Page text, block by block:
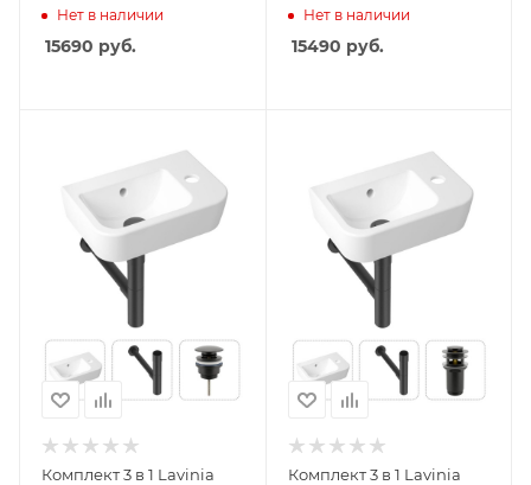
см, металлический
сифон, донный клапан
Нет в наличии
15690 руб.
см, металлический
сифон, донный клапан
Нет в наличии
15490 руб.
Комплект 3 в 1 Lavinia
Комплект 3 в 1 Lavinia